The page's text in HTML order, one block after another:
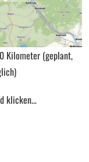
Kilometer (geplant,
klicken…